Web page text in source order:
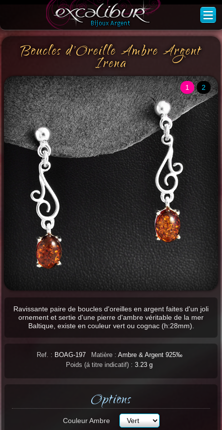
Boucles d'Oreille Ambre Argent
Irena
1 2
Ravissante paire de boucles d'oreilles en argent faites d'un joli
ornement et sertie d'une pierre d'ambre véritable de la mer
Baltique, existe en couleur vert ou cognac (h:28mm).
Ref. : BOAG-197 Matière : Ambre & Argent 925‰
Poids (á titre indicatif) : 3.23 g
Options
Couleur Ambre